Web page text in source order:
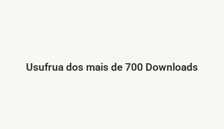
Usufrua dos mais de 700 Downloads